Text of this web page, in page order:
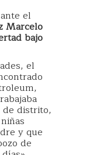
el
Marcelo
bajo
el
de distrito,
y que
de